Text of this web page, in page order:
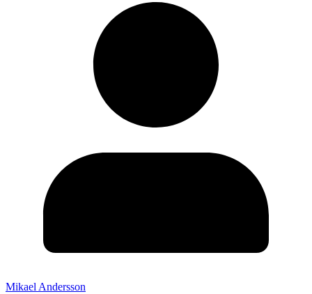
Mikael Andersson